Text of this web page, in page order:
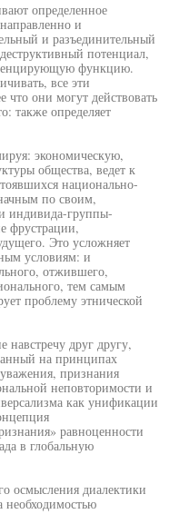
определенное
и
и разъединительный
потенциал,
функцию.
все эти
что они могут действовать
также определяет
экономическую,
общества, ведет к
национально-
по своим,
индивида-группы-
фрустрации,
Это усложняет
условиям: и
отжившего,
тем самым
проблему этнической
навстречу друг другу,
на принципах
признания
неповторимости и
как унификации
равноценности
в глобальную
осмысления диалектики
необходимостью